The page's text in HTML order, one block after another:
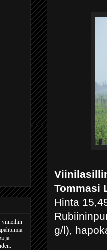
Tommasi
Hinta
g/l),
viineihin
ja